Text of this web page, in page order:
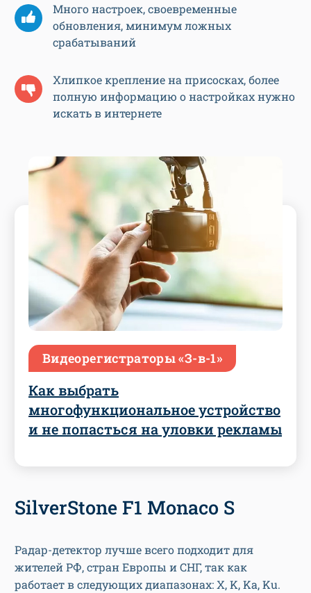
Много настроек, своевременные
обновления, минимум ложных
срабатываний
Хлипкое крепление на присосках, более
полную информацию о настройках нужно
искать в интернете
Видеорегистраторы «З-в-1»
Как выбрать
многофункциональное устройство
и не попасться на уловки рекламы
SilverStone F1 Monaco S
Радар-детектор лучше всего подходит для
жителей РФ, стран Европы и СНГ, так как
работает в следующих диапазонах: X, K, Ka, Ku.